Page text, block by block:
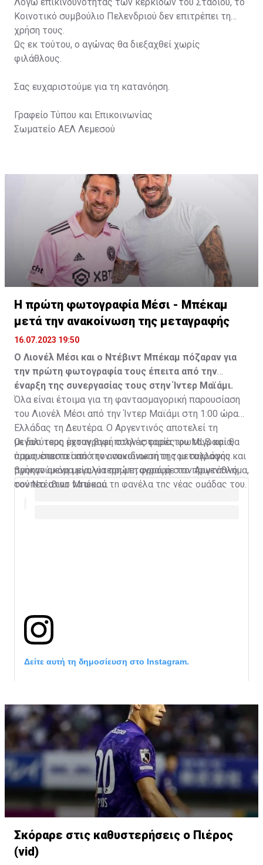
Κοινοτικό συμβούλιο Πελενδριού δεν επιτρέπει τη
χρήση τους.
Ως εκ τούτου, ο αγώνας θα διεξαχθεί χωρίς
φιλάθλους.
Σας ευχαριστούμε για τη κατανόηση.
Γραφείο Τύπου και Επικοινωνίας
Σωματείο ΑΕΛ Λεμεσού
Η πρώτη φωτογραφία Μέσι - Μπέκαμ
μετά την ανακοίνωση της μεταγραφής
16.07.2023 19:50
Ο Λιονέλ Μέσι και ο Ντέβιντ Μπέκαμ πόζαραν για
την πρώτη φωτογραφία τους έπειτα από την
έναρξη της συνεργασίας τους στην Ίντερ Μαϊάμι.
Όλα είναι έτοιμα για τη φαντασμαγορική παρουσίαση
του Λιονέλ Μέσι από την Ίντερ Μαϊάμι στη 1:00 ώρα
Ελλάδας τη Δευτέρα. Ο Αργεντινός αποτελεί τη
μεγαλύτερη μεταγραφή στην ιστορία του MLS και θα
παρουσιαστεί από τον συνιδιοκτήτη του συλλόγου και
προηγούμενη μεγαλύτερη μεταγραφή στο πρωτάθλημα,
τον Ντέιβιντ Μπέκαμ.
Οι δυο τους έχουν βγει πολλές φορές φωτογραφία,
όμως έπειτα από την ανακοίνωση της μεταγραφής
βγήκαν ακόμα μία, για πρώτη φορά με τον Αργεντινό
σούπερ σταρ να φορά τη φανέλα της νέας ομάδας του.
Δείτε αυτή τη δημοσίευση στο Instagram.
Η δημοσίευση κοινοποιήθηκε από το χρήστη David Beckham
Σκόραρε στις καθυστερήσεις ο Πιέρος
(vid)